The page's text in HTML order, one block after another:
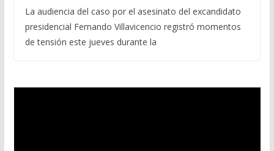
La audiencia del caso por el asesinato del excandidato
presidencial Fernando Villavicencio registró momentos
de tensión este jueves durante la